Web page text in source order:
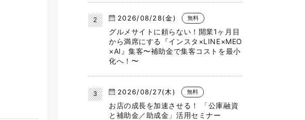
2026/08/28(金) 無料
グルメサイトに頼らない！開業1ヶ月目
から満席にする『インスタ×LINE×MEO
×AI』集客〜補助金で集客コストを最小
化へ！〜
2026/08/27(木) 無料
お店の成長を加速させる！ 「公庫融資
と補助金／助成金」活用セミナー